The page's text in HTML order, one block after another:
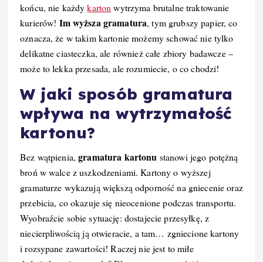
końcu, nie każdykarton wytrzyma brutalne traktowanie
kurierów! Im wyższa gramatura, tym grubszy papier, co
oznacza, że w takim kartonie możemy schować nie tylko
delikatne ciasteczka, ale również całe zbiory badawcze –
może to lekka przesada, ale rozumiecie, o co chodzi!
W jaki sposób gramatura
wpływa na wytrzymałość
kartonu?
Bez wątpienia,gramatura kartonu stanowi jego potężną
broń w walce z uszkodzeniami. Kartony o wyższej
gramaturze wykazują większą odporność na gniecenie oraz
przebicia, co okazuje się nieocenione podczas transportu.
Wyobraźcie sobie sytuację: dostajecie przesyłkę, z
niecierpliwością ją otwieracie, a tam… zgniecione kartony
i rozsypane zawartości! Raczej nie jest to miłe